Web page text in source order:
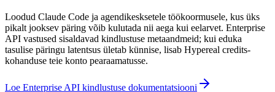
Loodud Claude Code ja agendikesksetele töökoormusele, kus üks
pikalt jooksev päring võib kulutada nii aega kui eelarvet. Enterprise
API vastused sisaldavad kindlustuse metaandmeid; kui eduka
tasulise päringu latentsus ületab künnise, lisab Hypereal credits-
kohanduse teie konto pearaamatusse.
Loe Enterprise API kindlustuse dokumentatsiooni